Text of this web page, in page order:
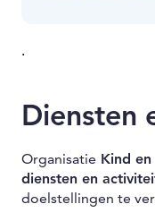
.
Diensten
Organisatie Kind en
diensten en
doelstellingen te